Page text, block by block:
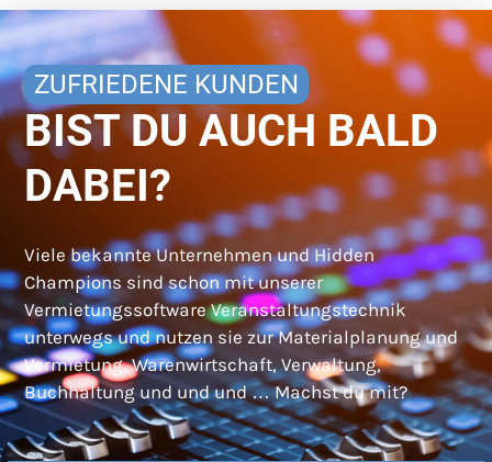
ZUFRIEDENE KUNDEN
BIST DU AUCH BALD
DABEI?
Viele bekannte Unternehmen und Hidden
Champions sind schon mit unserer
Vermietungssoftware Veranstaltungstechnik
unterwegs und nutzen sie zur Materialplanung und
Vermietung, Warenwirtschaft, Verwaltung,
Buchhaltung und und und … Machst du mit?